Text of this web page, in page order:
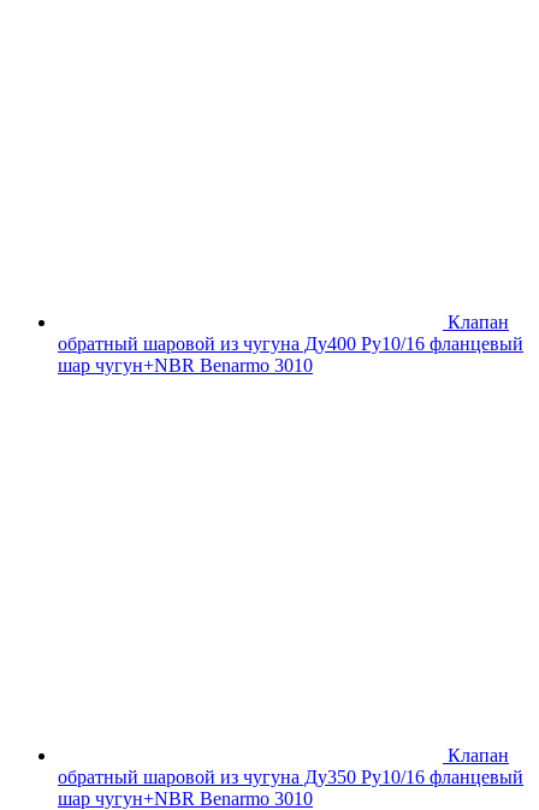
Клапан
обратный шаровой из чугуна Ду400 Ру10/16 фланцевый
шар чугун+NBR Benarmo 3010
Клапан
обратный шаровой из чугуна Ду350 Ру10/16 фланцевый
шар чугун+NBR Benarmo 3010